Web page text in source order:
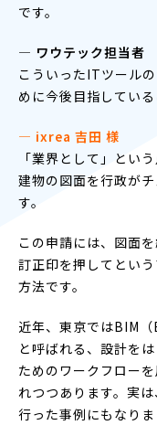
です。
― ワウテック担当者
こういったITツール
めに今後目指してい
― ixrea 吉田 様
「業界として」とい
建物の図面を行政が
す。
この申請には、図面
訂正印を押してとい
方法です。
近年、東京ではBIM
と呼ばれる、設計を
ためのワークフロー
れつつあります。実
行った事例にもなりま